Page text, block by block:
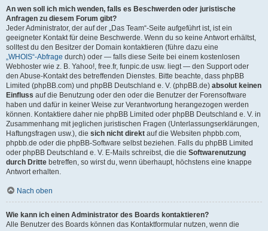
An wen soll ich mich wenden, falls es Beschwerden oder juristische
Anfragen zu diesem Forum gibt?
Jeder Administrator, der auf der „Das Team“-Seite aufgeführt ist, ist ein
geeigneter Kontakt für deine Beschwerde. Wenn du so keine Antwort erhältst,
solltest du den Besitzer der Domain kontaktieren (führe dazu eine
„WHOIS“-Abfrage durch) oder — falls diese Seite bei einem kostenlosen
Webhoster wie z. B. Yahoo!, free.fr, funpic.de usw. liegt — den Support oder
den Abuse-Kontakt des betreffenden Dienstes. Bitte beachte, dass phpBB
Limited (phpBB.com) und phpBB Deutschland e. V. (phpBB.de) absolut keinen
Einfluss auf die Benutzung oder den oder die Benutzer der Forensoftware
haben und dafür in keiner Weise zur Verantwortung herangezogen werden
können. Kontaktiere daher nie phpBB Limited oder phpBB Deutschland e. V. in
Zusammenhang mit jeglichen juristischen Fragen (Unterlassungserklärungen,
Haftungsfragen usw.), die sich nicht direkt auf die Websiten phpbb.com,
phpbb.de oder die phpBB-Software selbst beziehen. Falls du phpBB Limited
oder phpBB Deutschland e. V. E-Mails schreibst, die die Softwarenutzung
durch Dritte betreffen, so wirst du, wenn überhaupt, höchstens eine knappe
Antwort erhalten.
Nach oben
Wie kann ich einen Administrator des Boards kontaktieren?
Alle Benutzer des Boards können das Kontaktformular nutzen, wenn die